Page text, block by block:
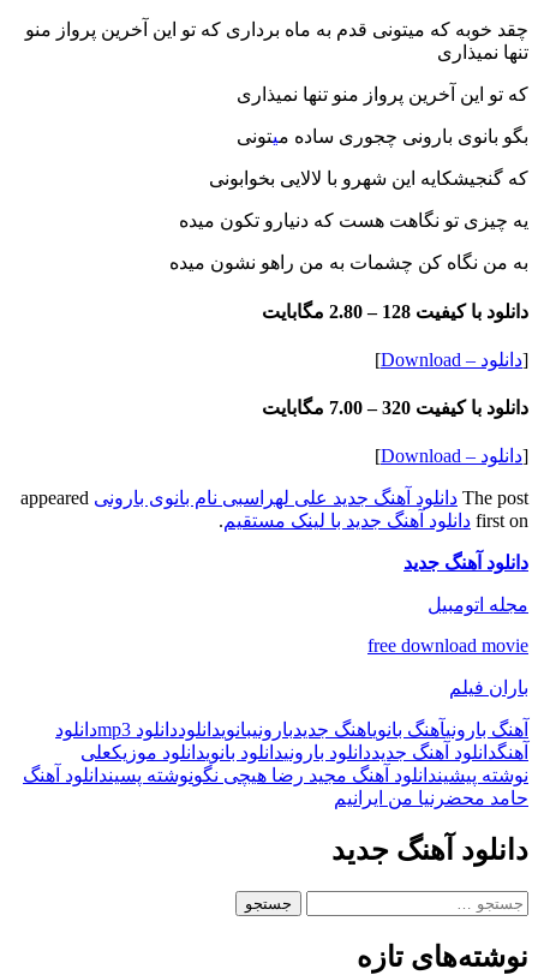
چقد خوبه که میتونی قدم به ماه برداری که تو این آخرین پرواز منو
تنها نمیذاری
که تو این آخرین پرواز منو تنها نمیذاری
بگو بانوی بارونی چجوری ساده میتونی
که گنجیشکایه این شهرو با لالایی بخوابونی
یه چیزی تو نگاهت هست که دنیارو تکون میده
به من نگاه کن چشمات به من راهو نشون میده
دانلود با کیفیت 128 – 2.80 مگابایت
[دانلود – Download ]
دانلود با کیفیت 320 – 7.00 مگابایت
[دانلود – Download ]
The post دانلود آهنگ جدید علی لهراسبی نام بانوی بارونی appeared
first on دانلود آهنگ جدید با لینک مستقیم.
دانلود آهنگ جدید
مجله اتومبیل
free download movie
باران فیلم
آهنگ بارونیآهنگ بانویاهنگ جدیدبارونیبانویدانلوددانلود mp3
دانلود
آهنگدانلود آهنگ جدیددانلود بارونیدانلود بانویدانلود موزیکعلی
ناوبری
نوشته
نوشته پیشیندانلود آهنگ مجید رضا هیچی نگونوشته پسیندانلود آهنگ
حامد محضرنیا من ایرانیم
دانلود آهنگ جدید
جستجو
نوشته‌های تازه